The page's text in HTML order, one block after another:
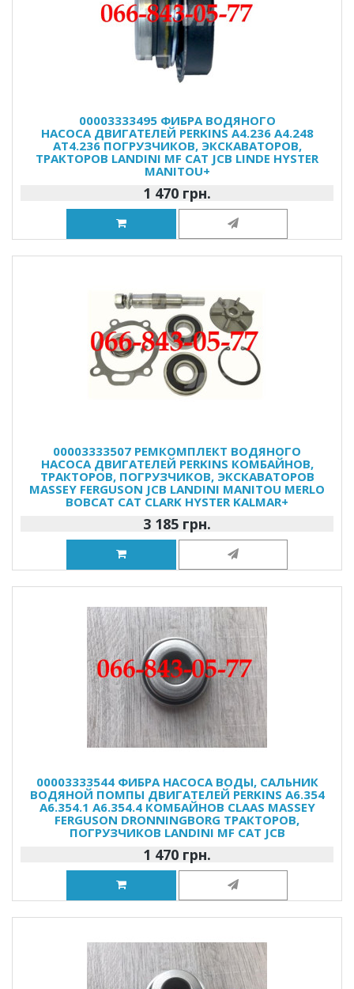
00003333495 ФИБРА ВОДЯНОГО
НАСОСА ДВИГАТЕЛЕЙ PERKINS A4.236 A4.248
AT4.236 ПОГРУЗЧИКОВ, ЭКСКАВАТОРОВ,
ТРАКТОРОВ LANDINI MF CAT JCB LINDE HYSTER
MANITOU+
1 470 грн.
00003333507 РЕМКОМПЛЕКТ ВОДЯНОГО
НАСОСА ДВИГАТЕЛЕЙ PERKINS КОМБАЙНОВ,
ТРАКТОРОВ, ПОГРУЗЧИКОВ, ЭКСКАВАТОРОВ
MASSEY FERGUSON JCB LANDINI MANITOU MERLO
BOBCAT CAT CLARK HYSTER KALMAR+
3 185 грн.
00003333544 ФИБРА НАСОСА ВОДЫ, САЛЬНИК
ВОДЯНОЙ ПОМПЫ ДВИГАТЕЛЕЙ PERKINS A6.354
A6.354.1 A6.354.4 КОМБАЙНОВ CLAAS MASSEY
FERGUSON DRONNINGBORG ТРАКТОРОВ,
ПОГРУЗЧИКОВ LANDINI MF CAT JCB
1 470 грн.